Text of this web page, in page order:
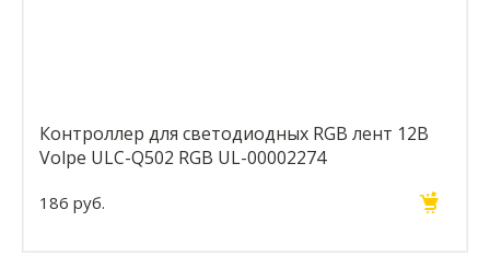
Контроллер для светодиодных RGB лент 12В
Volpe ULC-Q502 RGB UL-00002274
186 руб.